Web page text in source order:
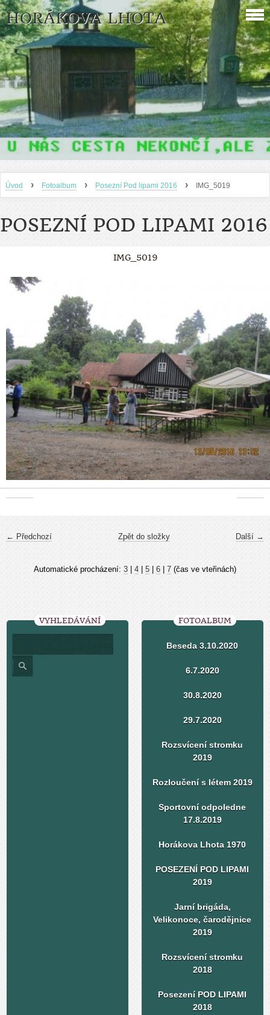
HORÁKOVA LHOTA
Úvod › Fotoalbum › Posezní Pod lipami 2016 › IMG_5019
POSEZNÍ POD LIPAMI 2016
IMG_5019
← Předchozí Další →
Zpět do složky
Automatické procházení: 3 4 5 6 7 (čas ve vteřinách)
VYHLEDÁVÁNÍ FOTOALBUM
Beseda 3.10.2020
6.7.2020
30.8.2020
29.7.2020
Rozsvícení stromku
2019
Rozloučení s létem 2019
Sportovní odpoledne
17.8.2019
Horákova Lhota 1970
POSEZENÍ POD LIPAMI
2019
Jarní brigáda,
Velikonoce, čarodějnice
2019
Rozsvícení stromku
2018
Posezení POD LIPAMI
2018